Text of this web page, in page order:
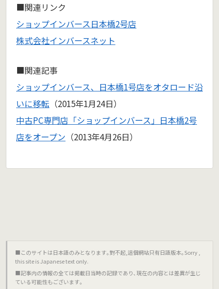
■関連リンク
ショップインバース日本橋2号店
株式会社インバースネット
■関連記事
ショップインバース、日本橋1号店をオタロード沿
いに移転 （2015年1月24日）
中古PC専門店「ショップインバース」日本橋2号
店をオープン （2013年4月26日）
■このサイトは日本語のみとなります｡對不起,這個網站只有日語版本｡Sorry ,
this site is Japanese text only.
■記事内の情報の全ては掲載日当時の記録であり､現在の内容とは差異が生じ
ている可能性もございます｡